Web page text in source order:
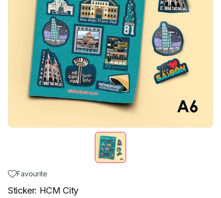
Favourite
Sticker: HCM City